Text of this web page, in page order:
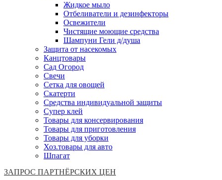
Жидкое мыло
Отбеливатели и дезинфекторы
Освежители
Чистящие моющие средства
Шампуни Гели д/душа
Защита от насекомых
Канцтовары
Сад Огород
Свечи
Сетка для овощей
Скатерти
Средства индивидуальной защиты
Супер клей
Товары для консервирования
Товары для приготовления
Товары для уборки
Хоз.товары для авто
Шпагат
ЗАПРОС ПАРТНЁРСКИХ ЦЕН